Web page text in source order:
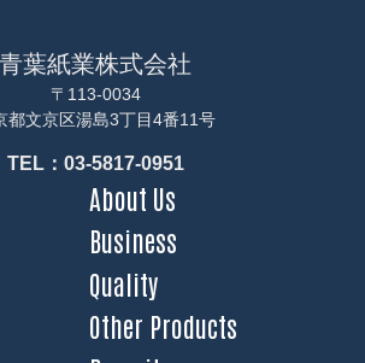
青葉紙業株式会社
〒113-0034
都文京区湯島3丁目4番11号
TEL：03-5817-0951
About Us
Business
Quality
Other Products